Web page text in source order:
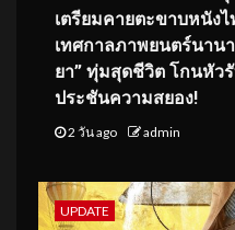
เตรียมคายตะขาบหนัง
เทศกาลภาพยนตร์นาน
ยา” ทุ่มสุดชีวิต โกนหั
ประชันความสยอง!
2 วัน ago admin
UPDATE